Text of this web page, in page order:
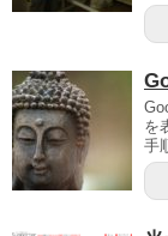
を
手